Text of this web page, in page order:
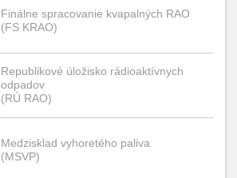
Finálne spracovanie kvapalných RAO
(FS KRAO)
Republikové úložisko rádioaktívnych
odpadov
(RÚ RAO)
Medzisklad vyhoretého paliva
(MSVP)